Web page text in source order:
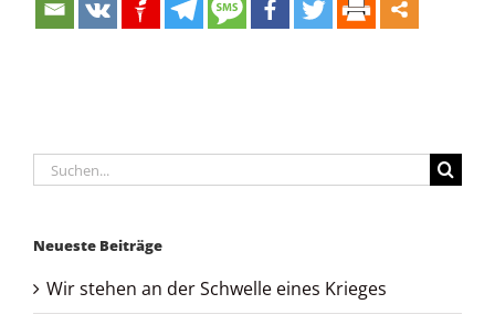
Suche
nach:
Neueste Beiträge
Wir stehen an der Schwelle eines Krieges